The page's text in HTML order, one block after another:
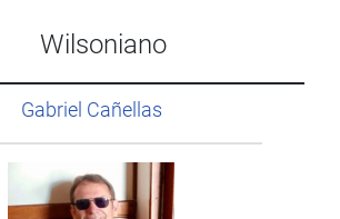
Wilsoniano
Gabriel Cañellas